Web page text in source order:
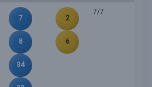
7
8
34
2
6
7/7